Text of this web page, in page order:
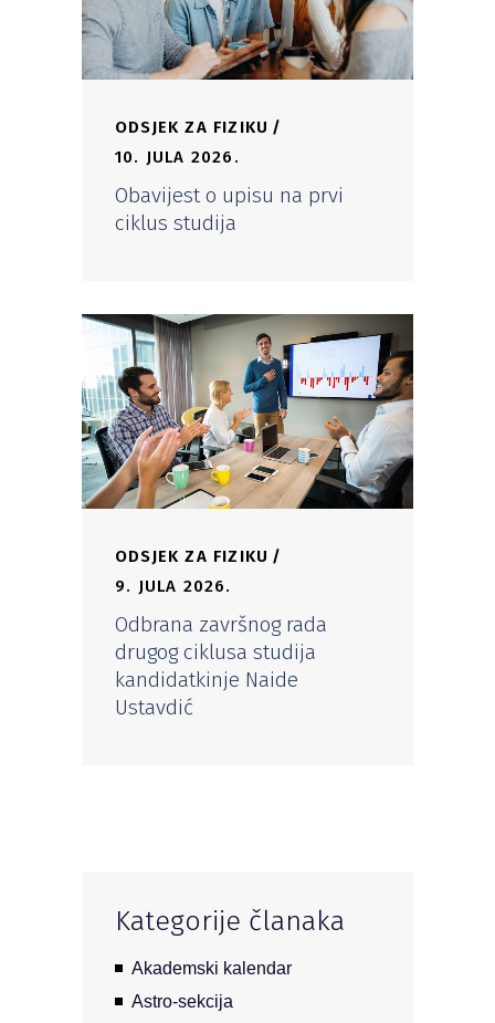
ODSJEK ZA FIZIKU
10. JULA 2026.
Obavijest o upisu na prvi
ciklus studija
ODSJEK ZA FIZIKU
9. JULA 2026.
Odbrana završnog rada
drugog ciklusa studija
kandidatkinje Naide
Ustavdić
Kategorije članaka
Akademski kalendar
Astro-sekcija